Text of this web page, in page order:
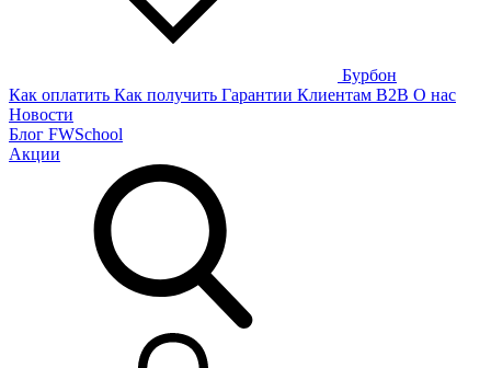
Бурбон
Как оплатить Как получить Гарантии Клиентам B2B О нас
Новости
Блог FWSchool
Акции